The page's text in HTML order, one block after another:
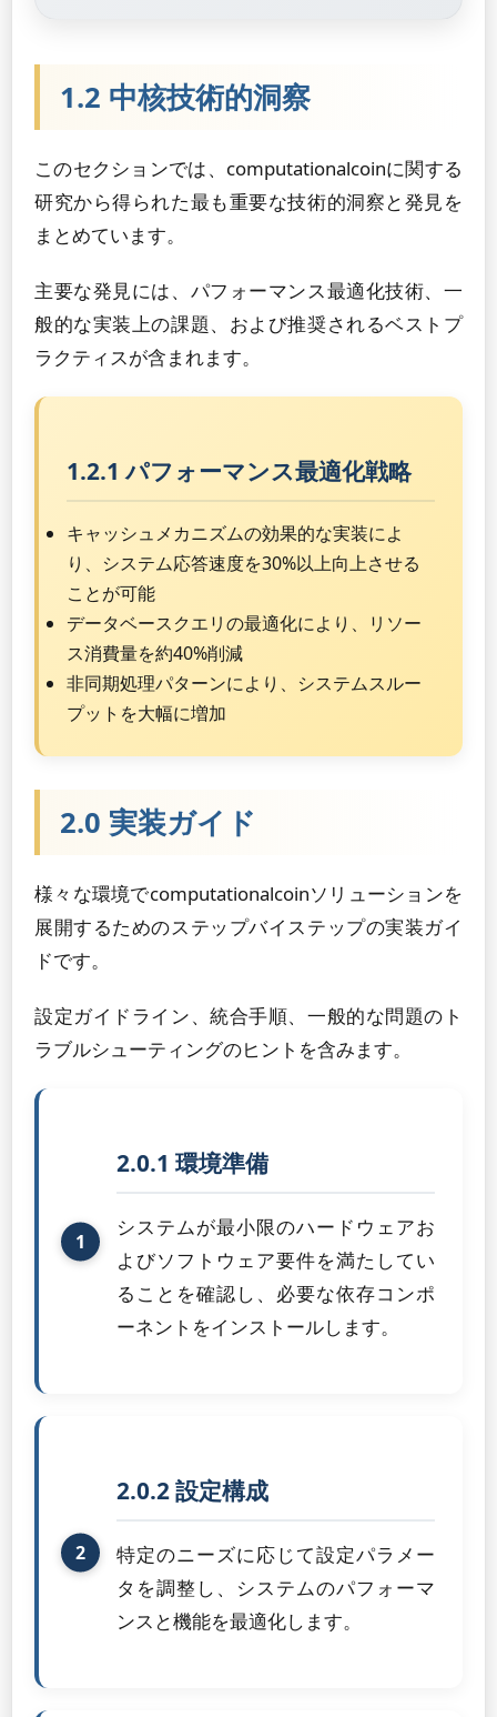
1.2 中核技術的洞察
このセクションでは、computationalcoinに関する
研究から得られた最も重要な技術的洞察と発見を
まとめています。
主要な発見には、パフォーマンス最適化技術、一
般的な実装上の課題、および推奨されるベストプ
ラクティスが含まれます。
1.2.1 パフォーマンス最適化戦略
キャッシュメカニズムの効果的な実装によ
り、システム応答速度を30%以上向上させる
ことが可能
データベースクエリの最適化により、リソー
ス消費量を約40%削減
非同期処理パターンにより、システムスルー
プットを大幅に増加
2.0 実装ガイド
様々な環境でcomputationalcoinソリューションを
展開するためのステップバイステップの実装ガイ
ドです。
設定ガイドライン、統合手順、一般的な問題のト
ラブルシューティングのヒントを含みます。
2.0.1 環境準備
システムが最小限のハードウェアお
よびソフトウェア要件を満たしてい
ることを確認し、必要な依存コンポ
ーネントをインストールします。
2.0.2 設定構成
特定のニーズに応じて設定パラメー
タを調整し、システムのパフォーマ
ンスと機能を最適化します。